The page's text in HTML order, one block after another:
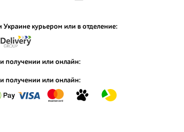
Украине курьером или в отделение:
получении или онлайн:
получении или онлайн: